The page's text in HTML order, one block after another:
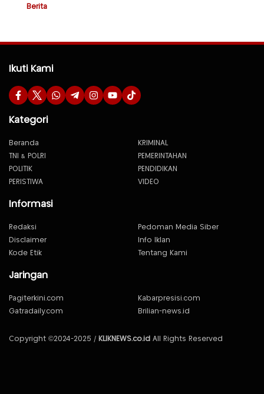
Berita
Ikuti Kami
Kategori
Beranda
KRIMINAL
TNI & POLRI
PEMERINTAHAN
POLITIK
PENDIDIKAN
PERISTIWA
VIDEO
Informasi
Redaksi
Pedoman Media Siber
Disclaimer
Info Iklan
Kode Etik
Tentang Kami
Jaringan
Pagiterkini.com
Kabarpresisi.com
Gatradaily.com
Brilian-news.id
Copyright ©2024-2025 / KLIKNEWS.co.id All Rights Reserved